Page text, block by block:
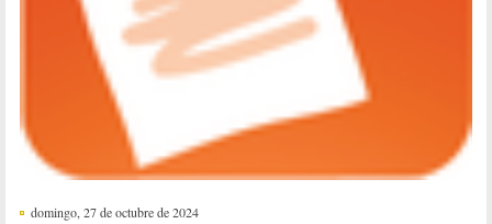
domingo, 27 de octubre de 2024